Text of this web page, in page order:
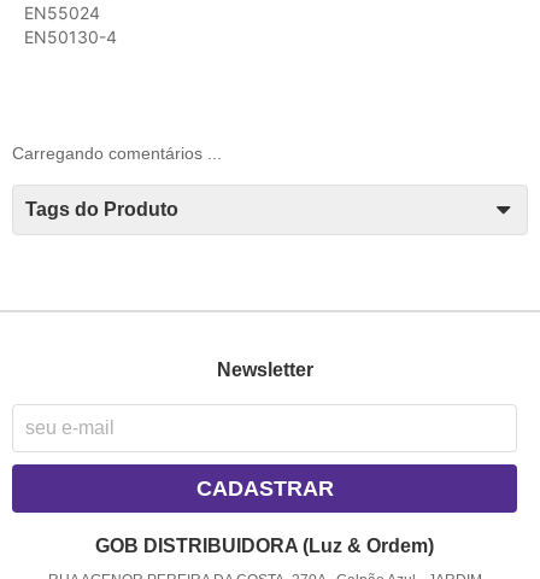
EN55024
EN50130-4
Carregando comentários ...
Tags do Produto
Newsletter
CADASTRAR
GOB DISTRIBUIDORA (Luz & Ordem)